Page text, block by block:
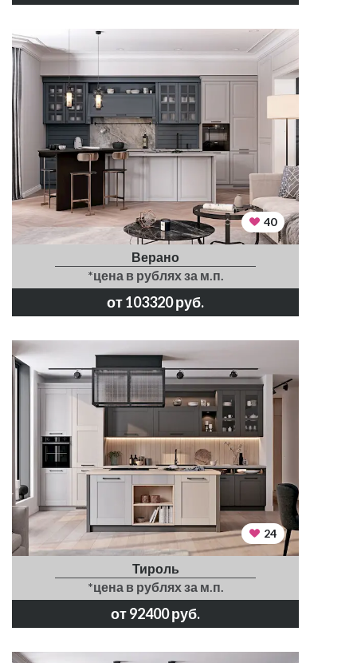
40
Верано
*цена в рублях за м.п.
от 103320 руб.
24
Тироль
*цена в рублях за м.п.
от 92400 руб.